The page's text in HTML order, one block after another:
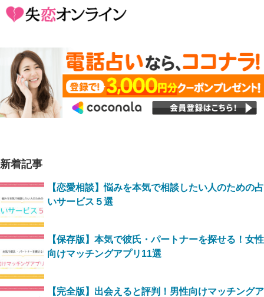
新着記事
【恋愛相談】悩みを本気で相談したい人のための占
いサービス５選
【保存版】本気で彼氏・パートナーを探せる！女性
向けマッチングアプリ11選
【完全版】出会えると評判！男性向けマッチングア